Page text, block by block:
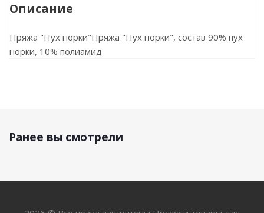
Описание
Пряжа "Пух норки"Пряжа "Пух норки", состав 90% пух
норки, 10% полиамид
Ранее вы смотрели